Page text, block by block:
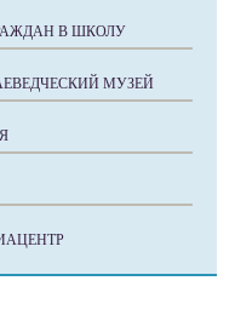
В ШКОЛУ
МУЗЕЙ